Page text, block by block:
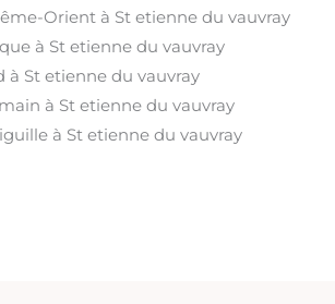
Orient à St etienne du vauvray
à St etienne du vauvray
à St etienne du vauvray
à St etienne du vauvray
à St etienne du vauvray